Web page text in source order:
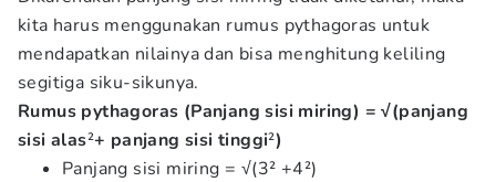
kita harus menggunakan rumus pythagoras untuk
mendapatkan nilainya dan bisa menghitung keliling
segitiga siku-sikunya.
Rumus pythagoras (Panjang sisi miring) = √(panjang
sisi alas²+ panjang sisi tinggi²)
Panjang sisi miring = √(3² +4²)